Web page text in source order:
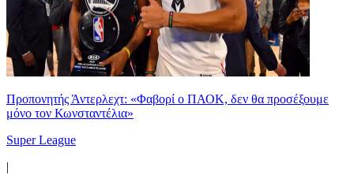
Προπονητής Άντερλεχτ: «Φαβορί ο ΠΑΟΚ, δεν θα προσέξουμε
μόνο τον Κωνσταντέλια»
Super League
|